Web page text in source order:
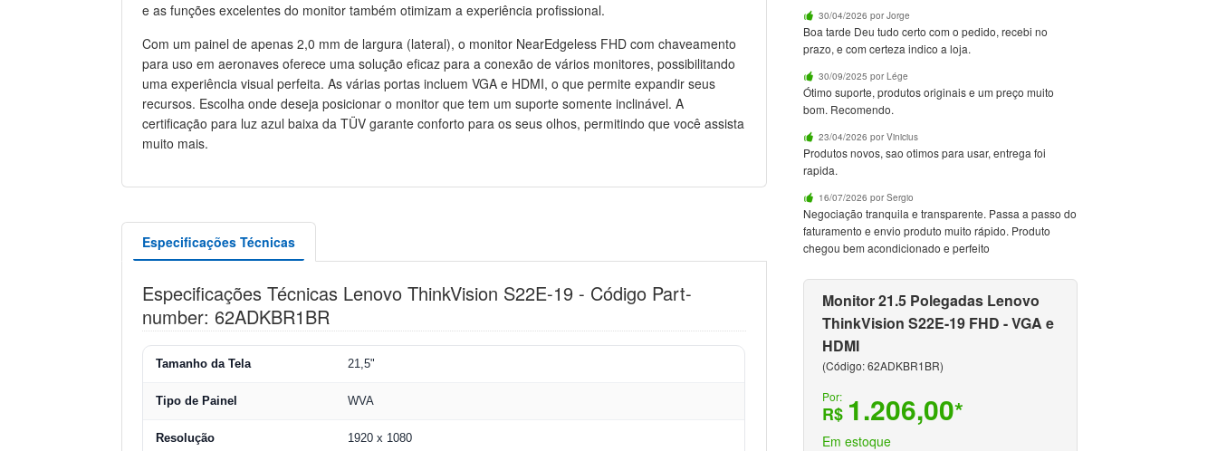
e as funções excelentes do monitor também otimizam a experiência profissional.
Com um painel de apenas 2,0 mm de largura (lateral), o monitor NearEdgeless FHD com chaveamento
para uso em aeronaves oferece uma solução eficaz para a conexão de vários monitores, possibilitando
uma experiência visual perfeita. As várias portas incluem VGA e HDMI, o que permite expandir seus
recursos. Escolha onde deseja posicionar o monitor que tem um suporte somente inclinável. A
certificação para luz azul baixa da TÜV garante conforto para os seus olhos, permitindo que você assista
muito mais.
Especificações Técnicas
Especificações Técnicas Lenovo ThinkVision S22E-19 - Código Part-
number: 62ADKBR1BR
Tamanho da Tela 21,5"
Tipo de Painel WVA
Resolução 1920 x 1080
30/04/2026 por Jorge
Boa tarde Deu tudo certo com o pedido, recebi no
prazo, e com certeza indico a loja.
30/09/2025 por Lége
Ótimo suporte, produtos originais e um preço muito
bom. Recomendo.
23/04/2026 por Vinicius
Produtos novos, sao otimos para usar, entrega foi
rapida.
16/07/2026 por Sergio
Negociação tranquila e transparente. Passa a passo do
faturamento e envio produto muito rápido. Produto
chegou bem acondicionado e perfeito
Monitor 21.5 Polegadas Lenovo
ThinkVision S22E-19 FHD - VGA e
HDMI
(Código: 62ADKBR1BR)
Por:
R$ 1.206,00*
Em estoque